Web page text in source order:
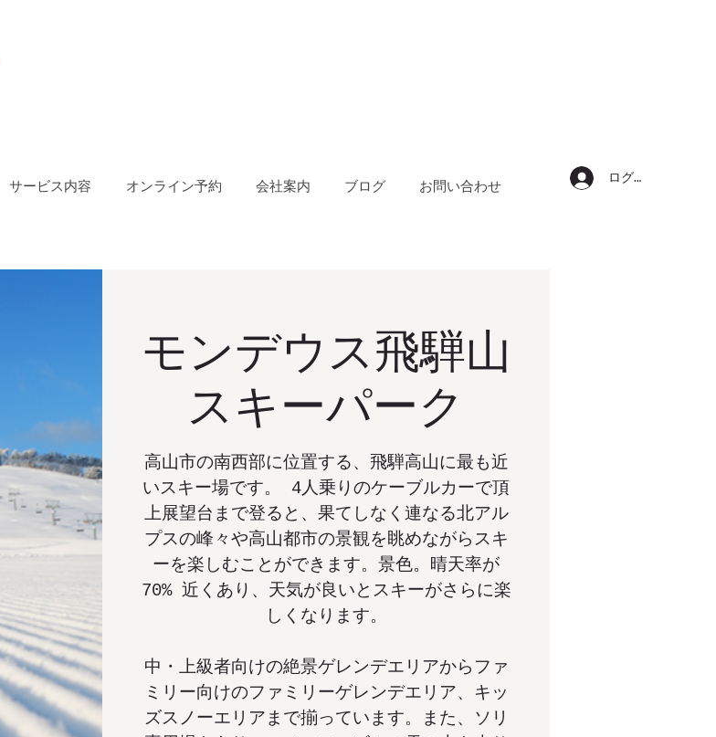
サービス内容 オンライン予約 会社案内 ブログ お問い合わせ ログイン
モンデウス飛騨山
スキーパーク
高山市の南西部に位置する、飛騨高山に最も近
いスキー場です。 4人乗りのケーブルカーで頂
上展望台まで登ると、果てしなく連なる北アル
プスの峰々や高山都市の景観を眺めながらスキ
ーを楽しむことができます。景色。晴天率が
70% 近くあり、天気が良いとスキーがさらに楽
しくなります。
中・上級者向けの絶景ゲレンデエリアからファ
ミリー向けのファミリーゲレンデエリア、キッ
ズスノーエリアまで揃っています。また、ソリ